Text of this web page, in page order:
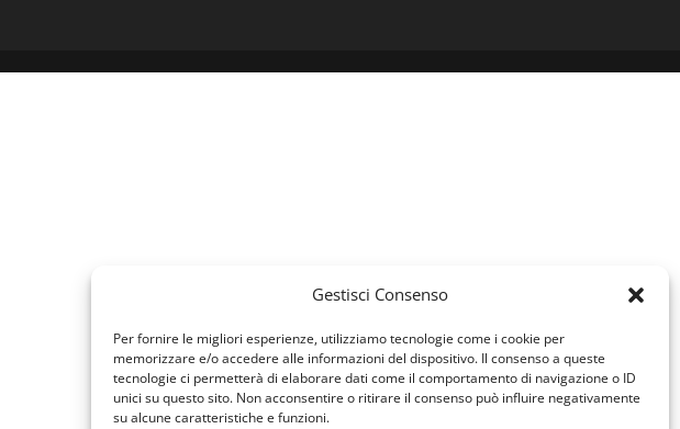
Gestisci Consenso
Per fornire le migliori esperienze, utilizziamo tecnologie come i cookie per
memorizzare e/o accedere alle informazioni del dispositivo. Il consenso a queste
tecnologie ci permetterà di elaborare dati come il comportamento di navigazione o ID
unici su questo sito. Non acconsentire o ritirare il consenso può influire negativamente
su alcune caratteristiche e funzioni.